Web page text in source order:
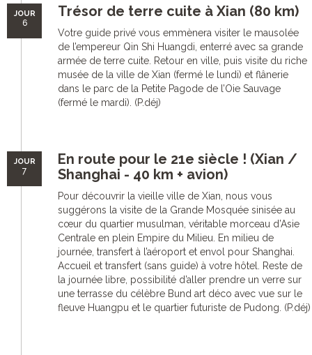
JOUR
6
Trésor de terre cuite à Xian (80 km)
Votre guide privé vous emmènera visiter le mausolée
de l’empereur Qin Shi Huangdi, enterré avec sa grande
armée de terre cuite. Retour en ville, puis visite du riche
musée de la ville de Xian (fermé le lundi) et flânerie
dans le parc de la Petite Pagode de l’Oie Sauvage
(fermé le mardi). (P.déj)
JOUR
7
En route pour le 21e siècle ! (Xian /
Shanghai - 40 km + avion)
Pour découvrir la vieille ville de Xian, nous vous
suggérons la visite de la Grande Mosquée sinisée au
cœur du quartier musulman, véritable morceau d’Asie
Centrale en plein Empire du Milieu. En milieu de
journée, transfert à l’aéroport et envol pour Shanghai.
Accueil et transfert (sans guide) à votre hôtel. Reste de
la journée libre, possibilité d’aller prendre un verre sur
une terrasse du célèbre Bund art déco avec vue sur le
fleuve Huangpu et le quartier futuriste de Pudong. (P.déj)